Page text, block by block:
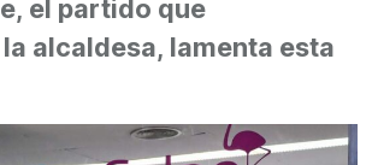
el partido que
alcaldesa, lamenta esta